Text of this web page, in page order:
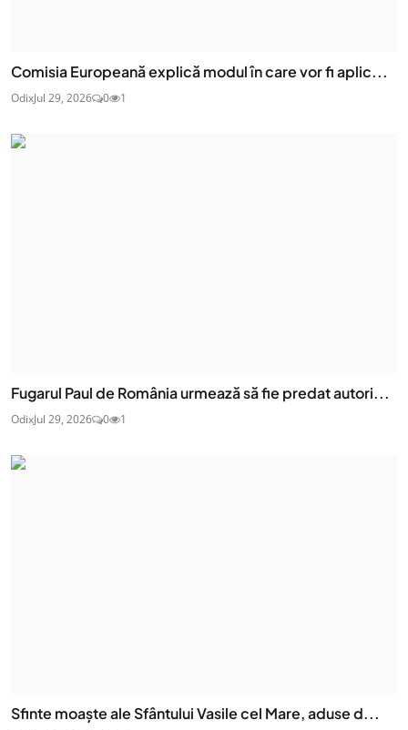
Comisia Europeană explică modul în care vor fi aplic...
OdixJul 29, 2026 0 1
Fugarul Paul de România urmează să fie predat autori...
OdixJul 29, 2026 0 1
Sfinte moaşte ale Sfântului Vasile cel Mare, aduse d...